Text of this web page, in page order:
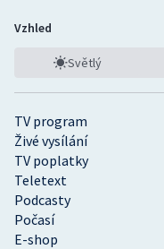
TV program
Živé vysílání
TV poplatky
Teletext
Podcasty
Počasí
E-shop
Vzhled
Světlý